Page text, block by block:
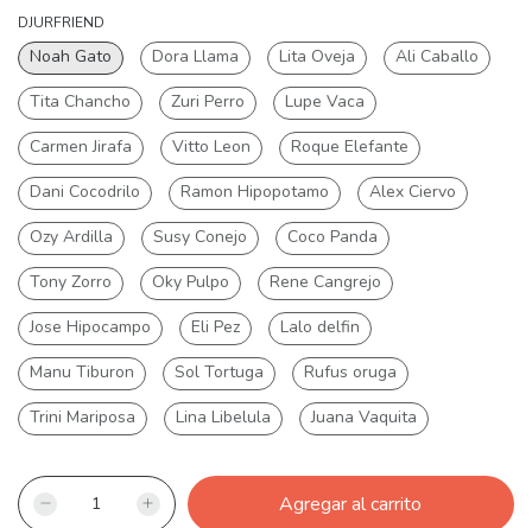
DJURFRIEND
Noah Gato Dora Llama Lita Oveja
Ali Caballo
Tita Chancho
Zuri Perro
Lupe Vaca
Carmen Jirafa
Vitto Leon
Roque Elefante
Dani Cocodrilo
Ramon Hipopotamo
Alex Ciervo
Ozy Ardilla
Susy Conejo
Coco Panda
Tony Zorro
Oky Pulpo
Rene Cangrejo
Jose Hipocampo
Eli Pez
Lalo delfin
Manu Tiburon
Sol Tortuga
Rufus oruga
Trini Mariposa
Lina Libelula Juana Vaquita